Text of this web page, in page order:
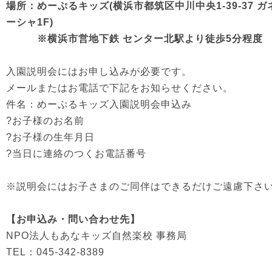
場所：めーぷるキッズ(横浜市都筑区中川中央1-39-37 ガ
ーシャ1F)
※横浜市営地下鉄 センター北駅より徒歩5分程度
入園説明会にはお申し込みが必要です。
メールまたはお電話で下記をお知らせください。
件名：めーぷるキッズ入園説明会申込み
?お子様のお名前
?お子様の生年月日
?当日に連絡のつくお電話番号
※説明会にはお子さまのご同伴はできるだけご遠慮下さ
【お申込み・問い合わせ先】
NPO法人もあなキッズ自然楽校 事務局
TEL：045-342-8389